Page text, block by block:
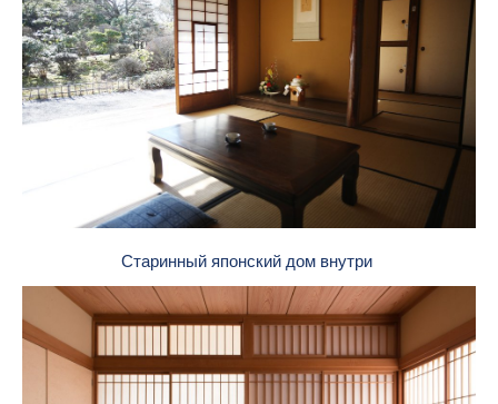
Старинный японский дом внутри